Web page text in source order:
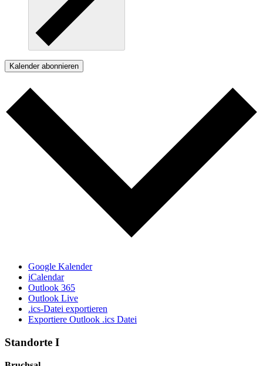
Kalender abonnieren
Google Kalender
iCalendar
Outlook 365
Outlook Live
.ics-Datei exportieren
Exportiere Outlook .ics Datei
Standorte I